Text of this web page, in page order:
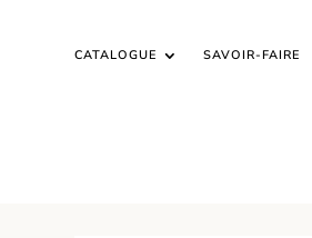
CATALOGUE SAVOIR-FAIRE